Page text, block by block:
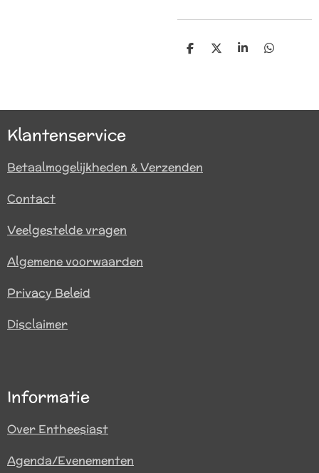
D
D
S
D
Klantenservice
Betaalmogelijkheden & Verzenden
Contact
Veelgestelde vragen
Algemene voorwaarden
Privacy Beleid
Disclaimer
Informatie
Over Entheesiast
Agenda/Evenementen